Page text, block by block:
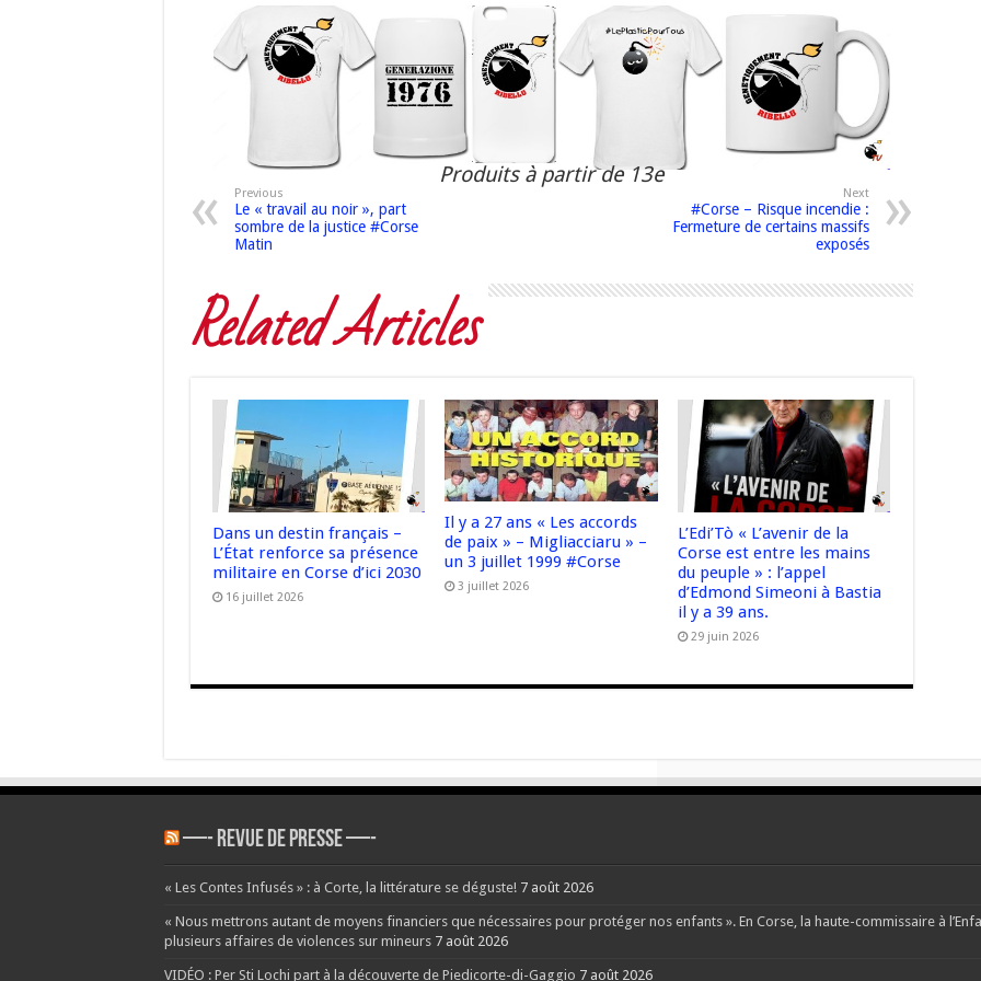
Produits à partir de 13e
Previous
Le « travail au noir », part
sombre de la justice #Corse
Matin
Next
#Corse – Risque incendie :
Fermeture de certains massifs
exposés
Related Articles
Dans un destin français –
L’État renforce sa présence
militaire en Corse d’ici 2030
16 juillet 2026
Il y a 27 ans « Les accords
de paix » – Migliacciaru » –
un 3 juillet 1999 #Corse
3 juillet 2026
L’Edi’Tò « L’avenir de la
Corse est entre les mains
du peuple » : l’appel
d’Edmond Simeoni à Bastia
il y a 39 ans.
29 juin 2026
—- REVUE DE PRESSE —-
« Les Contes Infusés » : à Corte, la littérature se déguste! 7 août 2026
« Nous mettrons autant de moyens financiers que nécessaires pour protéger nos enfants ». En Corse, la haute-commissaire à
plusieurs affaires de violences sur mineurs 7 août 2026
VIDÉO : Per Sti Lochi part à la découverte de Piedicorte-di-Gaggio 7 août 2026